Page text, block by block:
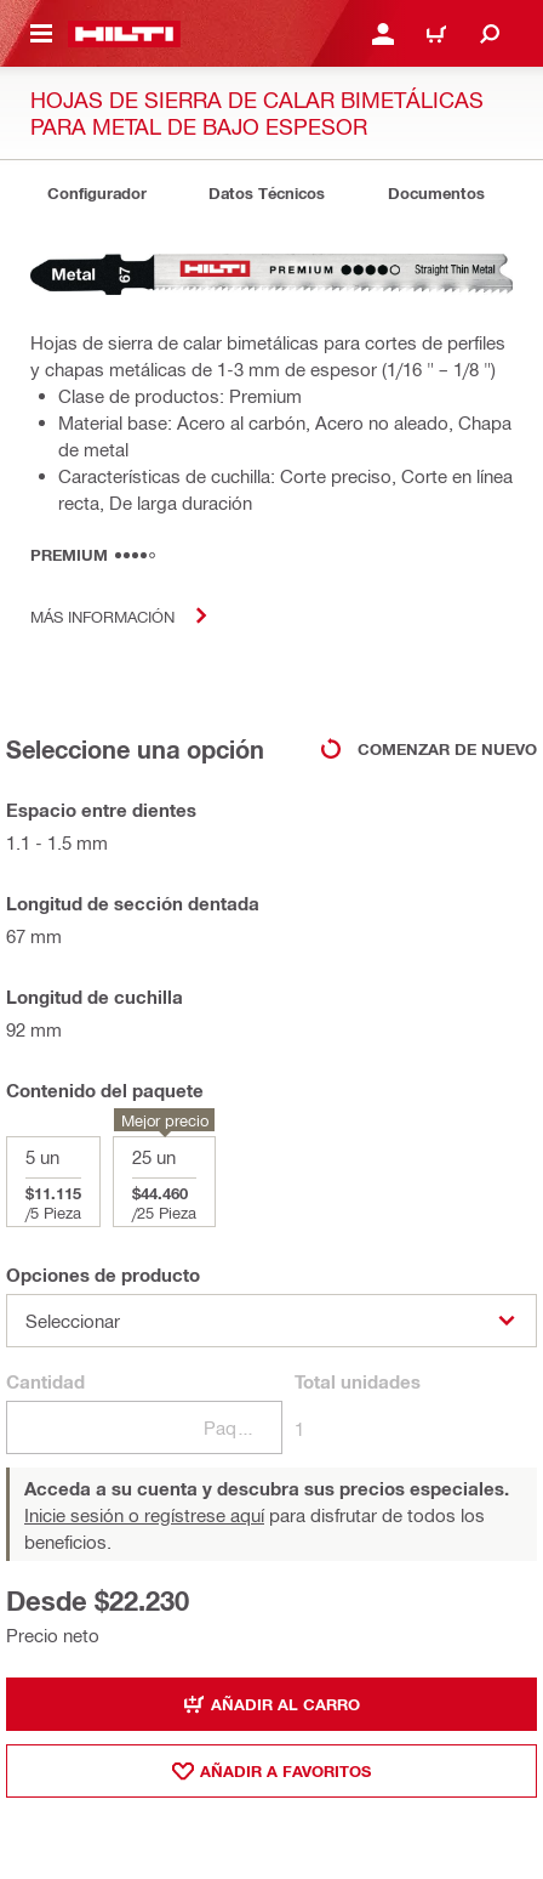
PRINCIPAL INICIE SESIÓN O
CARRITO
HOJAS DE SIERRA DE CALAR BIMETÁLICAS
PARA METAL DE BAJO ESPESOR
Configurador Datos Técnicos Documentos
Hojas de sierra de calar bimetálicas para cortes de perfiles
y chapas metálicas de 1-3 mm de espesor (1/16 " – 1/8 ")
Clase de productos: Premium
Material base: Acero al carbón, Acero no aleado, Chapa
de metal
Características de cuchilla: Corte preciso, Corte en línea
recta, De larga duración
PREMIUM
MÁS INFORMACIÓN
Seleccione una opción COMENZAR DE NUEVO
Espacio entre dientes
1.1 - 1.5 mm
Longitud de sección dentada
67 mm
Longitud de cuchilla
92 mm
Contenido del paquete
5 un
$11.115
/5 Pieza
25 un
$44.460
/25 Pieza
Mejor precio
Opciones de producto
Seleccionar
Cantidad Total unidades
1
Acceda a su cuenta y descubra sus precios especiales.
Inicie sesión o regístrese aquípara disfrutar de todos los
beneficios.
Precio neto
Desde $22.230
AÑADIR AL CARRO
AÑADIR A FAVORITOS